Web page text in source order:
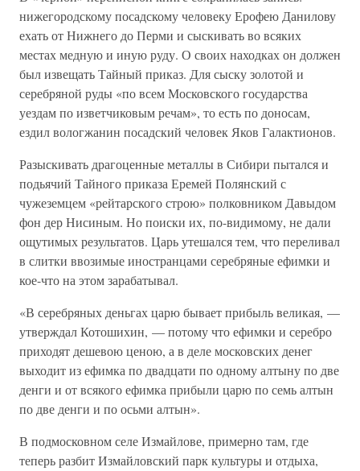
нижегородскому посадскому человеку Ерофею Данилову
ехать от Нижнего до Перми и сыскивать во всяких
местах медную и иную руду. О своих находках он должен
был извещать Тайный приказ. Для сыску золотой и
серебряной руды «по всем Московского государства
уездам по изветчиковым речам», то есть по доносам,
ездил вологжанин посадский человек Яков Галактионов.
Разыскивать драгоценные металлы в Сибири пытался и
подьячий Тайного приказа Еремей Полянский с
чужеземцем «рейтарского строю» полковником Давыдом
фон дер Нисиным. Но поиски их, по-видимому, не дали
ощутимых результатов. Царь утешался тем, что переливал
в слитки ввозимые иностранцами серебряные ефимки и
кое-что на этом зарабатывал.
«В серебряных деньгах царю бывает прибыль великая, —
утверждал Котошихин, — потому что ефимки и серебро
приходят дешевою ценою, а в деле московских денег
выходит из ефимка по двадцати по одному алтыну по две
денги и от всякого ефимка прибыли царю по семь алтын
по две денги и по осьми алтын».
В подмосковном селе Измайлове, примерно там, где
теперь разбит Измайловский парк культуры и отдыха,